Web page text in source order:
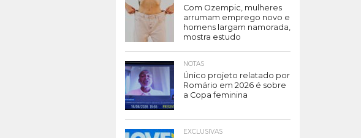
Com Ozempic, mulheres
arrumam emprego novo e
homens largam namorada,
mostra estudo
NOTAS
Único projeto relatado por
Romário em 2026 é sobre
a Copa feminina
EXCLUSIVAS